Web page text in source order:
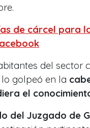
de cárcel para
del sector
golpeó en la
el
del Juzgado de